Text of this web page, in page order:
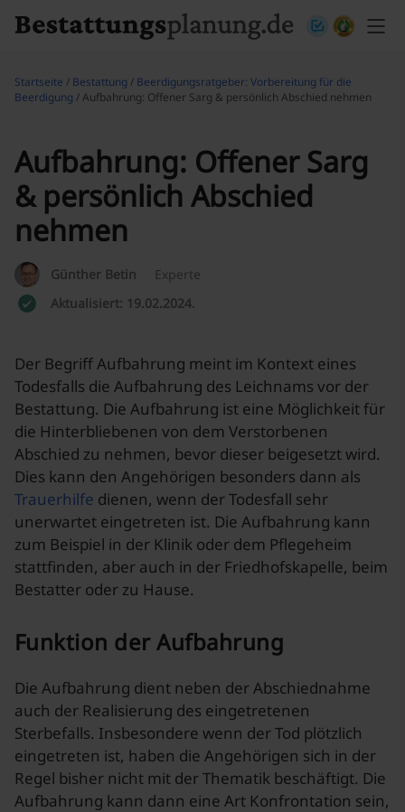
Startseite / Bestattung / Beerdigungsratgeber: Vorbereitung für die
Beerdigung / Aufbahrung: Offener Sarg & persönlich Abschied nehmen
Aufbahrung: Offener Sarg
& persönlich Abschied
nehmen
Günther Betin
Experte
Aktualisiert: 19.02.2024.
Der Begriff Aufbahrung meint im Kontext eines
Todesfalls die Aufbahrung des Leichnams vor der
Bestattung. Die Aufbahrung ist eine Möglichkeit für
die Hinterbliebenen von dem Verstorbenen
Abschied zu nehmen, bevor dieser beigesetzt wird.
Dies kann den Angehörigen besonders dann als
Trauerhilfe dienen, wenn der Todesfall sehr
unerwartet eingetreten ist. Die Aufbahrung kann
zum Beispiel in der Klinik oder dem Pflegeheim
stattfinden, aber auch in der Friedhofskapelle, beim
Bestatter oder zu Hause.
Funktion der Aufbahrung
Die Aufbahrung dient neben der Abschiednahme
auch der Realisierung des eingetretenen
Sterbefalls. Insbesondere wenn der Tod plötzlich
eingetreten ist, haben die Angehörigen sich in der
Regel bisher nicht mit der Thematik beschäftigt. Die
Aufbahrung kann dann eine Art Konfrontation sein,